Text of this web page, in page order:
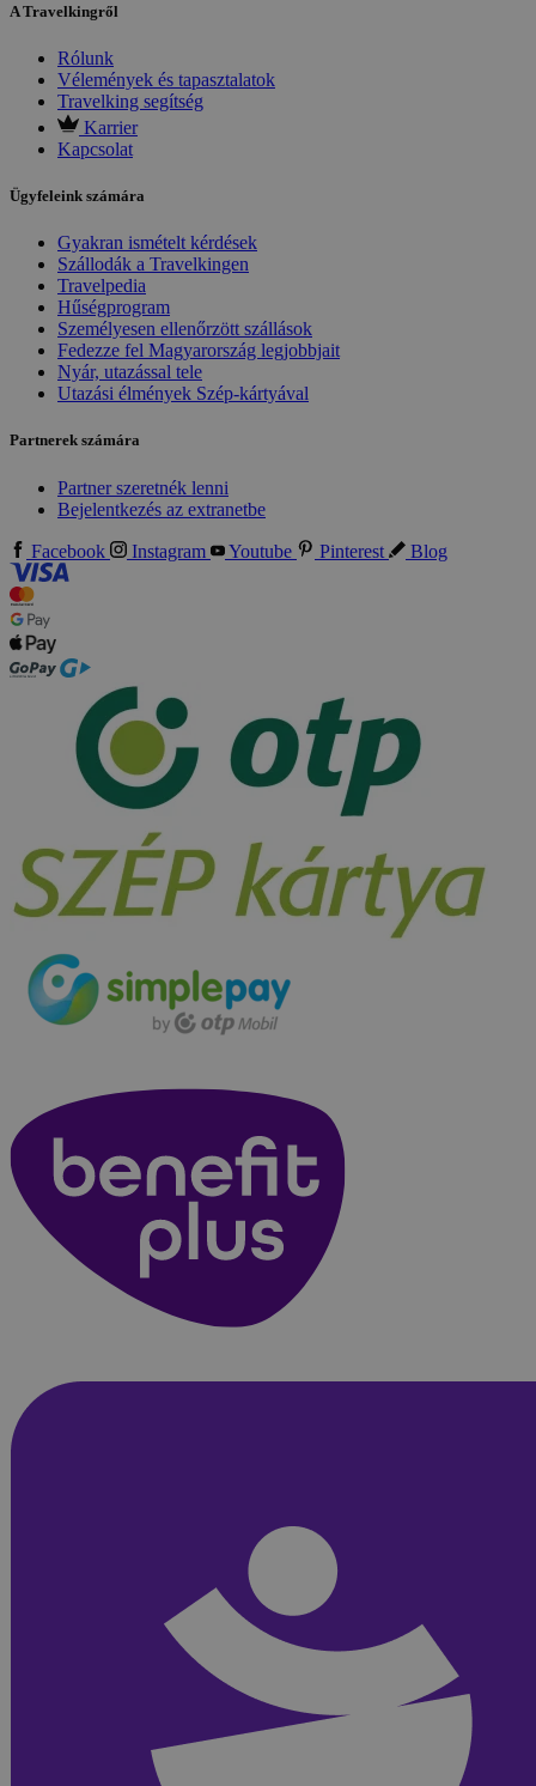
A Travelkingről
Rólunk
Vélemények és tapasztalatok
Travelking segítség
Karrier
Kapcsolat
Ügyfeleink számára
Gyakran ismételt kérdések
Szállodák a Travelkingen
Travelpedia
Hűségprogram
Személyesen ellenőrzött szállások
Fedezze fel Magyarország legjobbjait
Nyár, utazással tele
Utazási élmények Szép-kártyával
Partnerek számára
Partner szeretnék lenni
Bejelentkezés az extranetbe
Facebook Instagram Youtube Pinterest Blog